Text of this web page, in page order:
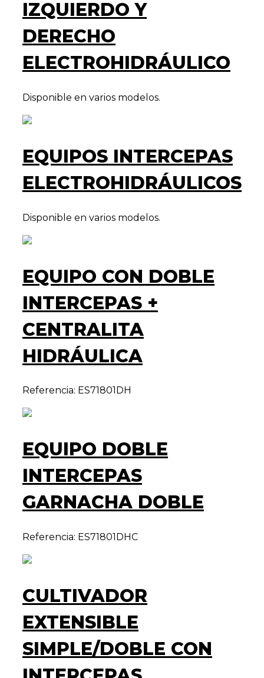
IZQUIERDO Y
DERECHO
ELECTROHIDRÁULICO
Disponible en varios modelos.
EQUIPOS INTERCEPAS
ELECTROHIDRÁULICOS
Disponible en varios modelos.
EQUIPO CON DOBLE
INTERCEPAS +
CENTRALITA
HIDRÁULICA
Referencia: ES71801DH
EQUIPO DOBLE
INTERCEPAS
GARNACHA DOBLE
Referencia: ES71801DHC
CULTIVADOR
EXTENSIBLE
SIMPLE/DOBLE CON